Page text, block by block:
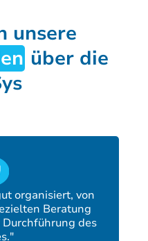
unsere
über die
organisiert, von
Beratung
des